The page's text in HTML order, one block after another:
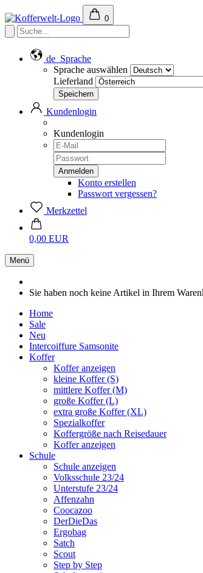
0
de Sprache
Sprache auswählen
Lieferland
Kundenlogin
Kundenlogin
Konto erstellen
Passwort vergessen?
Merkzettel
0,00 EUR
Menü
Sie haben noch keine Artikel in Ihrem
Home
Sale
Neu
Intercoiffure Samsonite
Koffer
Koffer anzeigen
kleine Koffer (S)
mittlere Koffer (M)
große Koffer (L)
extra große Koffer (XL)
Spezialkoffer
Koffergröße nach Reisedauer
Koffer anzeigen
Schule
Schule anzeigen
Volksschule 23/24
Unterstufe 23/24
Affenzahn
Coocazoo
DerDieDas
Ergobag
Satch
Scout
Step by Step